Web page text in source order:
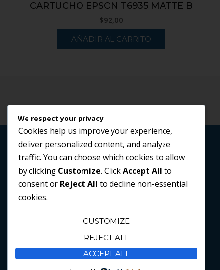
CARTUCHO EPSON T6935 MATTE B
$92,00
AÑADIR AL CARRITO
Tema deOut the Box
Búsqueda
Lunes a Viernes
Contáctanos
Copyright © 2025 CompuSoft. All rights reserved.
We respect your privacy
Cookies help us improve your experience,
deliver personalized content, and analyze
traffic. You can choose which cookies to allow
by clicking Customize. ClickAccept All to
consent or Reject All to decline non-essential
cookies.
CUSTOMIZE
REJECT ALL
ACCEPT ALL